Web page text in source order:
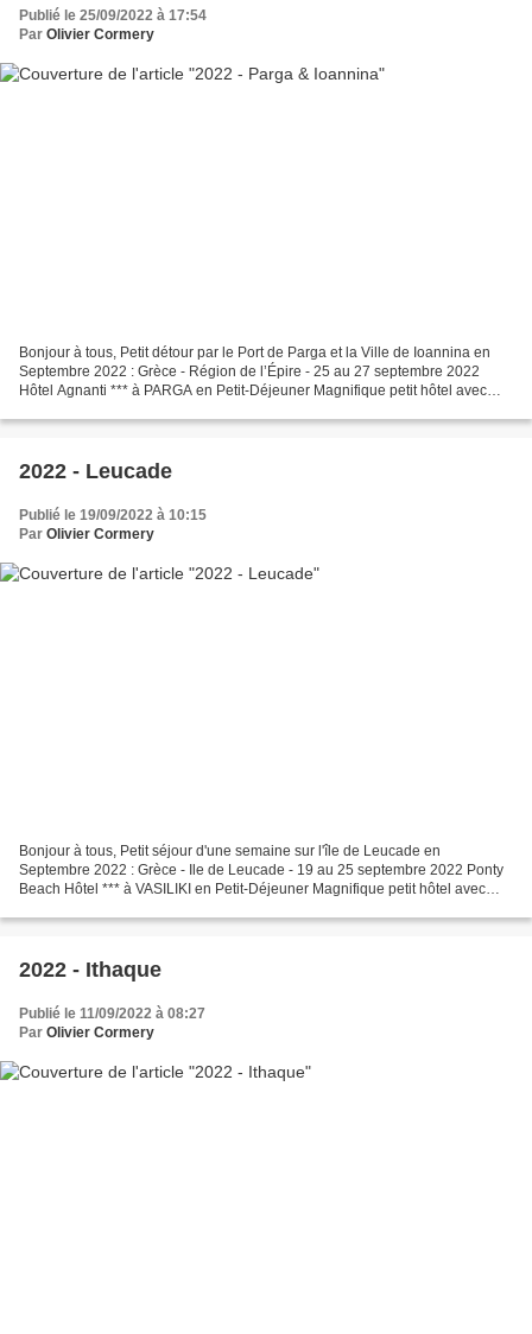
Publié le 25/09/2022 à 17:54
Par Olivier Cormery
Bonjour à tous, Petit détour par le Port de Parga et la Ville de Ioannina en
Septembre 2022 : Grèce - Région de l’Épire - 25 au 27 septembre 2022
Hôtel Agnanti *** à PARGA en Petit-Déjeuner Magnifique petit hôtel avec
2022 - Leucade
Publié le 19/09/2022 à 10:15
Par Olivier Cormery
Bonjour à tous, Petit séjour d'une semaine sur l'île de Leucade en
Septembre 2022 : Grèce - Ile de Leucade - 19 au 25 septembre 2022 Ponty
Beach Hôtel *** à VASILIKI en Petit-Déjeuner Magnifique petit hôtel avec
2022 - Ithaque
Publié le 11/09/2022 à 08:27
Par Olivier Cormery